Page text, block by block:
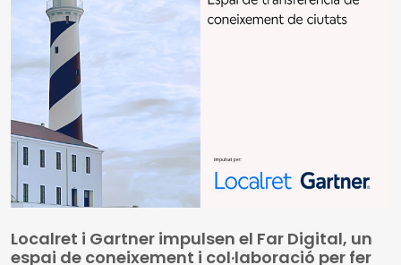
Per aquesta finalitat, estableix obligacions que afecten
directament els ens locals, en tant són titulars, o tenen
el control, d’un gran nombre d’infraestructures físiques
susceptibles d’allotjar xarxes de comunicacions
electròniques de molt alta capacitat
Localret i Gartner impulsen el Far Digital, un
espai de coneixement i col·laboració per fer